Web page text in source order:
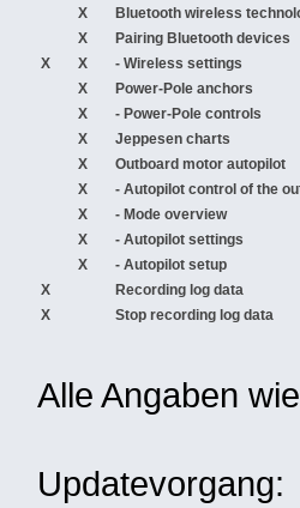
X
Bluetooth wireless
X
Pairing Bluetooth devices
X
X
- Wireless settings
X
Power-Pole anchors
X
- Power-Pole controls
X
Jeppesen charts
X
Outboard motor autopilot
X
- Autopilot control of the
X
- Mode overview
X
- Autopilot settings
X
- Autopilot setup
X
Recording log data
X
Stop recording log data
Alle Angaben
Updatevorgang: